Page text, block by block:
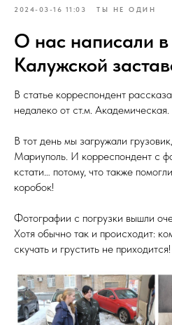
2024-03-16 11:03 ТЫ НЕ ОДИН
О нас написали в
Калужской
В статье корреспондент
недалеко от ст.м. Академическая.
В тот день мы загружали
Мариуполь. И корреспондент с
кстати… потому, что также
коробок!
Фотографии с погрузки вышли
Хотя обычно так и происходит:
скучать и грустить не приходится!